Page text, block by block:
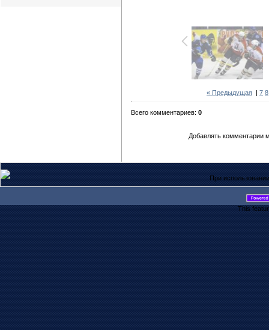
« Предыдущая | 7 8
Всего комментариев: 0
Добавлять комментарии
При
This